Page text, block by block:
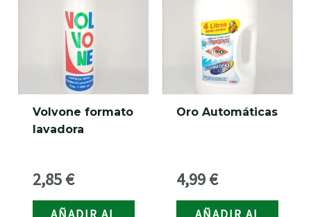
Volvone formato
lavadora
2,85€
Oro Automáticas
4,99€